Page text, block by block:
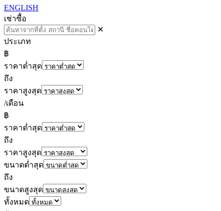
ENGLISH
เช่าซื้อ
✕
ประเภท
฿
ราคาต่ำสุด
ถึง
ราคาสูงสุด
/เดือน
฿
ราคาต่ำสุด
ถึง
ราคาสูงสุด
ขนาดต่ำสุด
ถึง
ขนาดสูงสุด
ทั้งหมด